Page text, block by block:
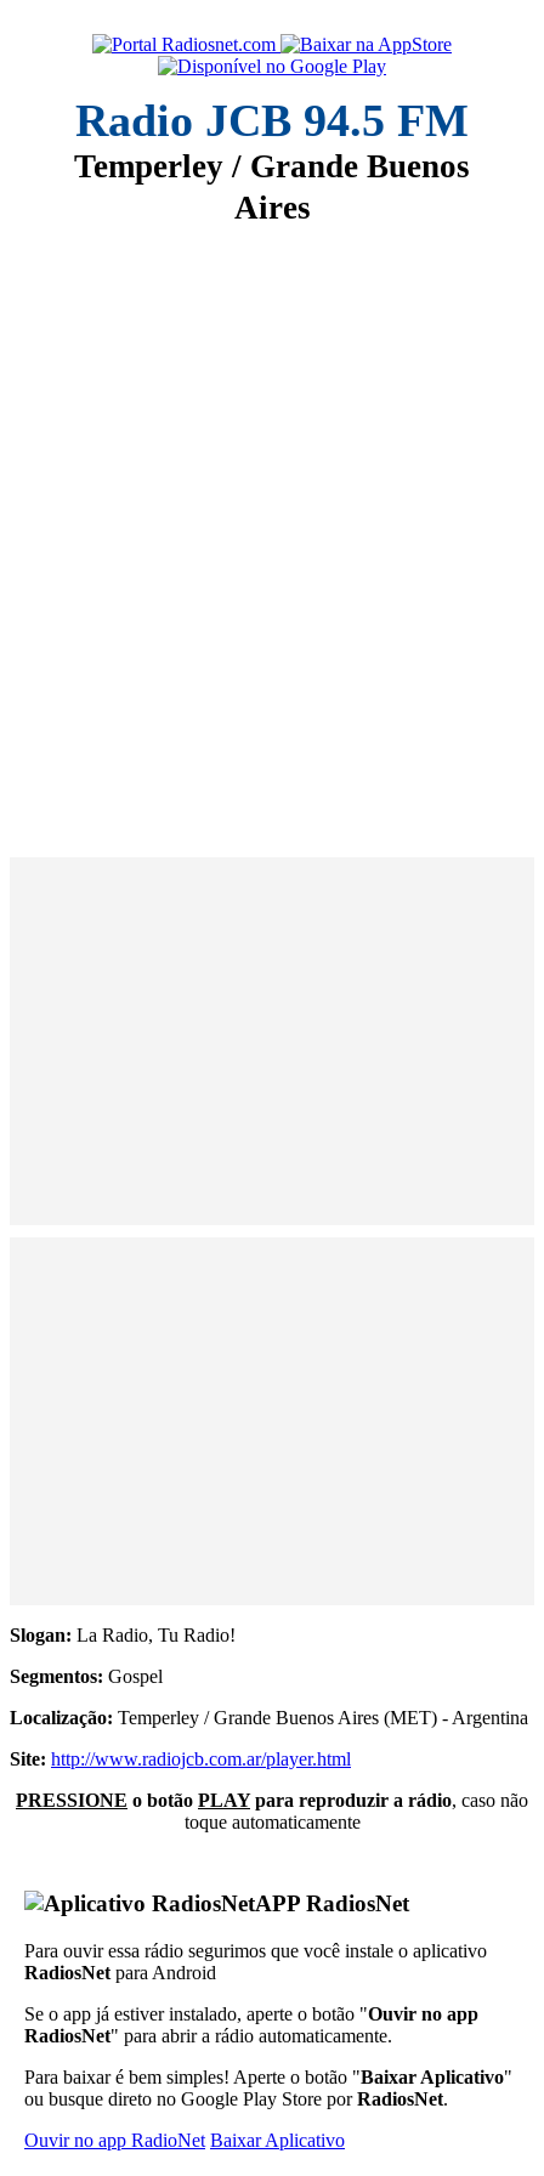
Radio JCB 94.5 FM
Temperley / Grande Buenos
Aires
Slogan: La Radio, Tu Radio!
Segmentos: Gospel
Localização: Temperley / Grande Buenos Aires (MET) - Argentina
Site: http://www.radiojcb.com.ar/player.html
PRESSIONE o botão PLAYpara reproduzir a rádio, caso não
toque automaticamente
APP RadiosNet
Para ouvir essa rádio segurimos que você instale o aplicativo
RadiosNet para Android
Se o app já estiver instalado, aperte o botão "Ouvir no app
RadiosNet" para abrir a rádio automaticamente.
Para baixar é bem simples! Aperte o botão "Baixar Aplicativo"
ou busque direto no Google Play Store porRadiosNet.
Ouvir no app RadioNet Baixar Aplicativo